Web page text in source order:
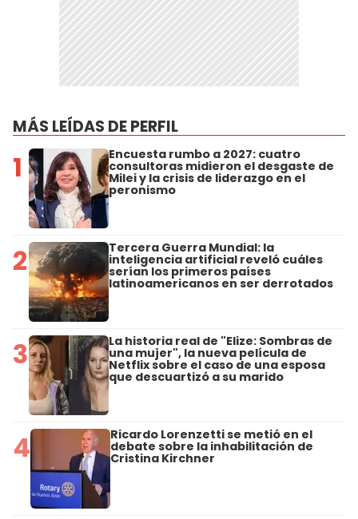
MÁS LEÍDAS DE PERFIL
1 Encuesta rumbo a 2027: cuatro
consultoras midieron el desgaste de
Milei y la crisis de liderazgo en el
peronismo
2 Tercera Guerra Mundial: la
inteligencia artificial reveló cuáles
serían los primeros países
latinoamericanos en ser derrotados
3 La historia real de "Elize: Sombras de
una mujer", la nueva película de
Netflix sobre el caso de una esposa
que descuartizó a su marido
4 Ricardo Lorenzetti se metió en el
debate sobre la inhabilitación de
Cristina Kirchner